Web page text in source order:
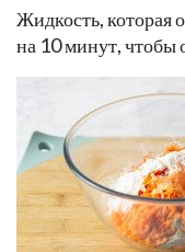
Жидкость, которая
на 10 минут, чтобы